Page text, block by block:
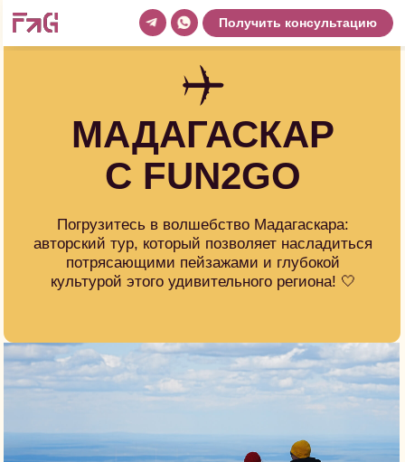
Получить консультацию
МАДАГАСКАР
С FUN2GO
Погрузитесь в волшебство Мадагаскара:
авторский тур, который позволяет насладиться
потрясающими пейзажами и глубокой
4,9 — наш
+2 группы
+2 года